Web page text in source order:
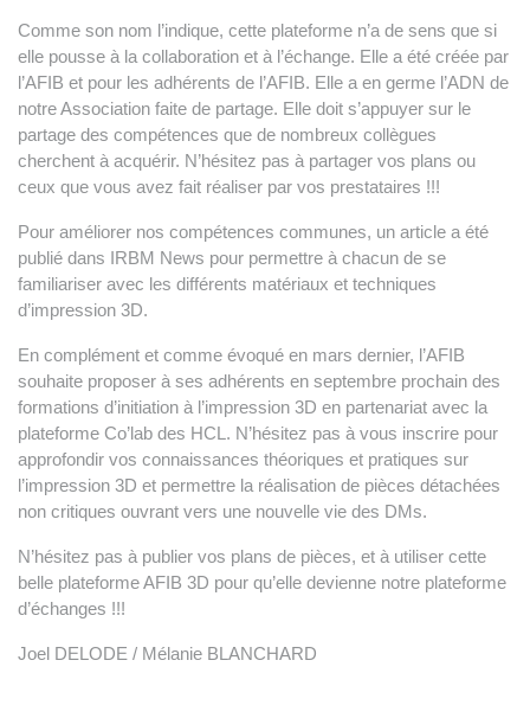
Comme son nom l’indique, cette plateforme n’a de sens que si
elle pousse à la collaboration et à l’échange. Elle a été créée par
l’AFIB et pour les adhérents de l’AFIB. Elle a en germe l’ADN de
notre Association faite de partage. Elle doit s’appuyer sur le
partage des compétences que de nombreux collègues
cherchent à acquérir. N’hésitez pas à partager vos plans ou
ceux que vous avez fait réaliser par vos prestataires !!!
Pour améliorer nos compétences communes, un article a été
publié dans IRBM News pour permettre à chacun de se
familiariser avec les différents matériaux et techniques
d’impression 3D.
En complément et comme évoqué en mars dernier, l’AFIB
souhaite proposer à ses adhérents en septembre prochain des
formations d’initiation à l’impression 3D en partenariat avec la
plateforme Co’lab des HCL. N’hésitez pas à vous inscrire pour
approfondir vos connaissances théoriques et pratiques sur
l’impression 3D et permettre la réalisation de pièces détachées
non critiques ouvrant vers une nouvelle vie des DMs.
N’hésitez pas à publier vos plans de pièces, et à utiliser cette
belle plateforme AFIB 3D pour qu’elle devienne notre plateforme
d’échanges !!!
Joel DELODE / Mélanie BLANCHARD